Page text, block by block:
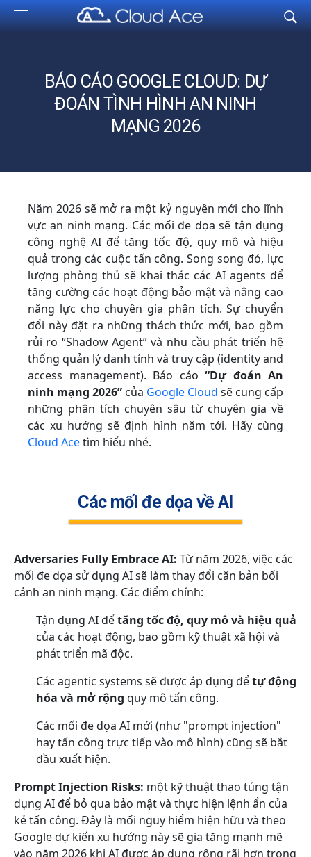
Cloud Ace
Nhà cung cấp giải pháp trên GCP cho doanh nghiệp
BÁO CÁO GOOGLE CLOUD: DỰ
ĐOÁN TÌNH HÌNH AN NINH
MẠNG 2026
Năm 2026 sẽ mở ra một kỷ nguyên mới cho lĩnh
vực an ninh mạng. Các mối đe dọa sẽ tận dụng
công nghệ AI để tăng tốc độ, quy mô và hiệu
quả trong các cuộc tấn công. Song song đó, lực
lượng phòng thủ sẽ khai thác các AI agents để
tăng cường các hoạt động bảo mật và nâng cao
năng lực cho chuyên gia phân tích. Sự chuyển
đổi này đặt ra những thách thức mới, bao gồm
rủi ro “Shadow Agent” và nhu cầu phát triển hệ
thống quản lý danh tính và truy cập (identity and
access management). Báo cáo “Dự đoán An
ninh mạng 2026” của Google Cloud sẽ cung cấp
những phân tích chuyên sâu từ chuyên gia về
các xu hướng sẽ định hình năm tới. Hãy cùng
Cloud Acetìm hiểu nhé.
Các mối đe dọa về AI
Adversaries Fully Embrace AI: Từ năm 2026, việc các
mối đe dọa sử dụng AI sẽ làm thay đổi căn bản bối
cảnh an ninh mạng. Các điểm chính:
Tận dụng AI đểtăng tốc độ, quy mô và hiệu quả
của các hoạt động, bao gồm kỹ thuật xã hội và
phát triển mã độc.
Các agentic systems sẽ được áp dụng đểtự động
hóa và mở rộng quy mô tấn công.
Các mối đe dọa AI mới (như "prompt injection"
hay tấn công trực tiếp vào mô hình) cũng sẽ bắt
đầu xuất hiện.
Prompt Injection Risks: một kỹ thuật thao túng tận
dụng AI để bỏ qua bảo mật và thực hiện lệnh ẩn của
kẻ tấn công. Đây là mối nguy hiểm hiện hữu và theo
Google dự kiến xu hướng này sẽ gia tăng mạnh mẽ
vào năm 2026 khi AI được áp dụng rộng rãi hơn trong